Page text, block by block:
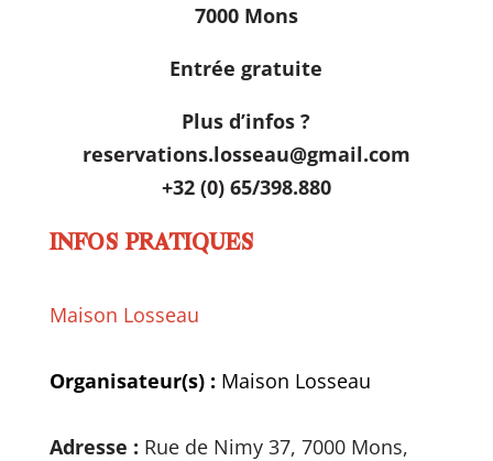
7000 Mons
Entrée gratuite
Plus d’infos ?
reservations.losseau@gmail.com
+32 (0) 65/398.880
INFOS PRATIQUES
Maison Losseau
Organisateur(s) : Maison Losseau
Adresse : Rue de Nimy 37, 7000 Mons,